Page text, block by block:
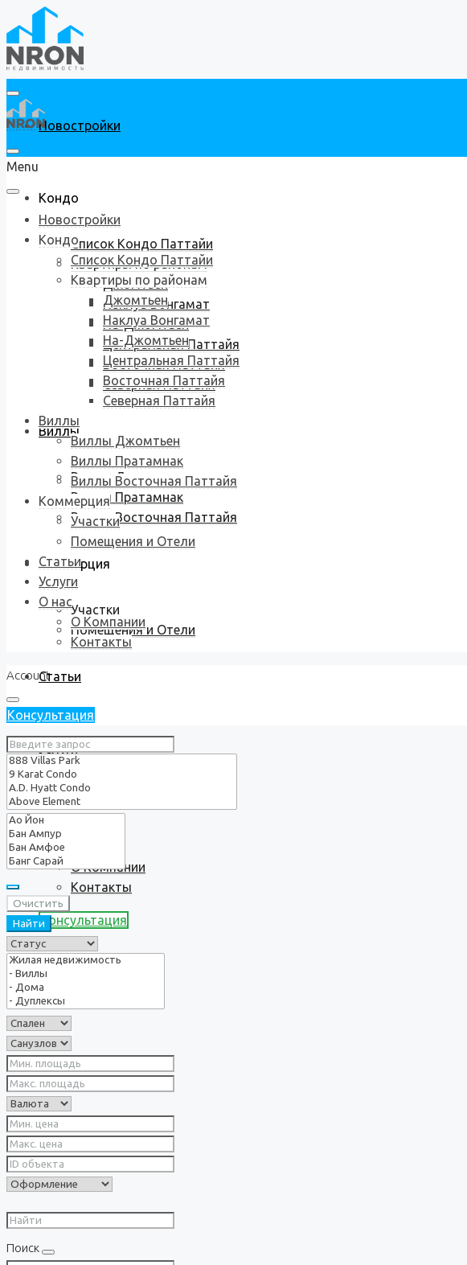
Новостройки
Кондо
Список Кондо Паттайи
Квартиры по районам
Джомтьен
Наклуа Вонгамат
На-Джомтьен
Центральная Паттайя
Восточная Паттайя
Северная Паттайя
Виллы
Виллы Джомтьен
Виллы Пратамнак
Виллы Восточная Паттайя
Коммерция
Участки
Помещения и Отели
Статьи
Услуги
О нас
О Компании
Контакты
Консультация
Menu
Новостройки
Кондо
Список Кондо Паттайи
Квартиры по районам
Джомтьен
Наклуа Вонгамат
На-Джомтьен
Центральная Паттайя
Восточная Паттайя
Северная Паттайя
Виллы
Виллы Джомтьен
Виллы Пратамнак
Виллы Восточная Паттайя
Коммерция
Участки
Помещения и Отели
Статьи
Услуги
О нас
О Компании
Контакты
Account
Консультация
Очистить
Найти
Поиск